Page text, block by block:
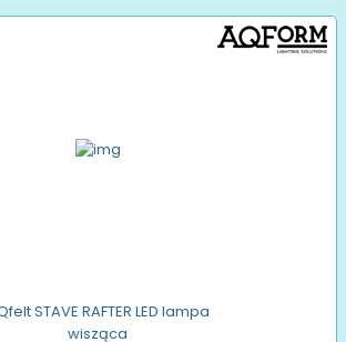
STAVE RAFTER LED lampa
wisząca